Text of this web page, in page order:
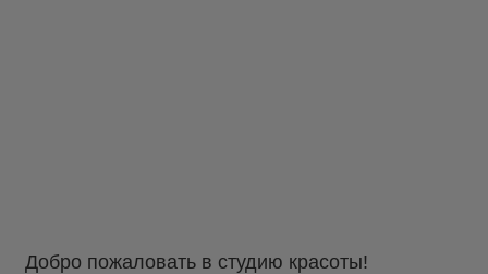
Добро пожаловать в студию красоты!